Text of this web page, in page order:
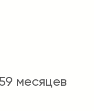
месяцев